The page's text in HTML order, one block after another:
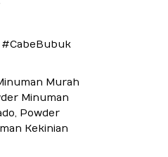
Murah
Minuman
Powder
Kekinian